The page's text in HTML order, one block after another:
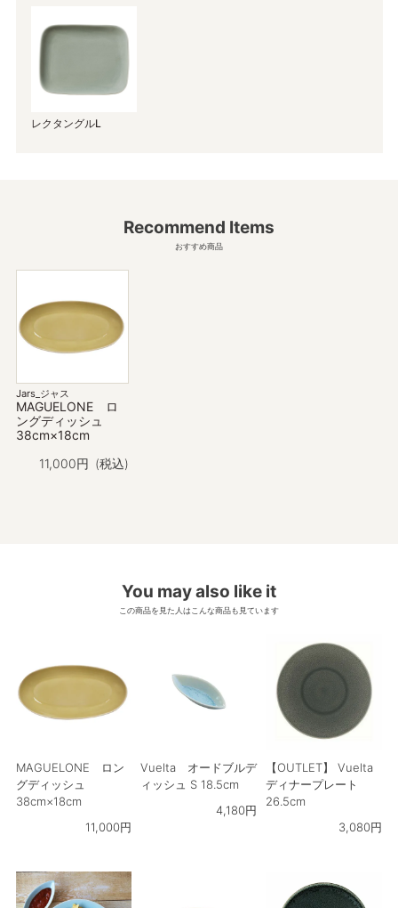
レクタングルL
Recommend Items
おすすめ商品
Jars_ジャス
MAGUELONE ロ
ングディッシュ
38cm×18cm
11,000
税込
You may also like it
この商品を見た人はこんな商品も見ています
MAGUELONE ロン
グディッシュ
38cm×18cm
11,000円
Vuelta オードブルデ
ィッシュ S 18.5cm
4,180円
【OUTLET】 Vuelta
ディナープレート
26.5cm
3,080円